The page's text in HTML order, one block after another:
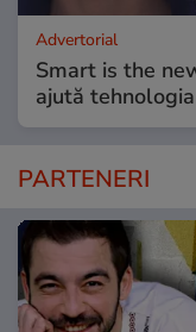
Advertorial
Smart is the
ajută
PARTENERI